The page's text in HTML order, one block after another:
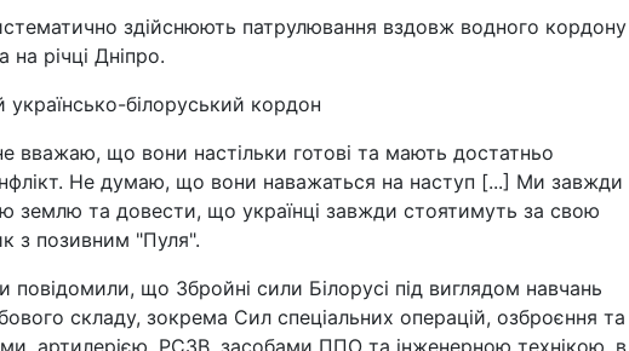
здійснюють патрулювання вздовж водного кордону
річці Дніпро.
білоруський кордон
вважаю, що вони настільки готові та мають достатньо
Не думаю, що вони наважаться на наступ [...] Ми завжди
землю та довести, що українці завжди стоятимуть за свою
з позивним "Пуля".
що Збройні сили Білорусі під виглядом навчань
складу, зокрема Сил спеціальних операцій, озброєння та
артилерією, РСЗВ, засобами ППО та інженерною технікою, в